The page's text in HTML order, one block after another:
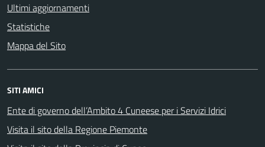
Ultimi aggiornamenti
Statistiche
Mappa del Sito
SITI AMICI
Ente di governo dell’Ambito 4 Cuneese per i Servizi Idrici
Visita il sito della Regione Piemonte